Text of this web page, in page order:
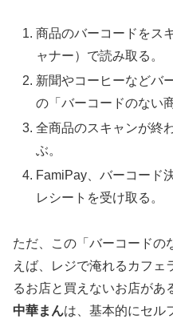
商品のバーコードをス
ャナー）で読み取る。
新聞やコーヒーなどバ
の「バーコードのない
全商品のスキャンが終
ぶ。
FamiPay、バーコード
レシートを受け取る。
ただ、 この「バーコードの
えば、レジで淹れるカフェ
るお店と買えないお店があ
中華まんは、基本的にセル